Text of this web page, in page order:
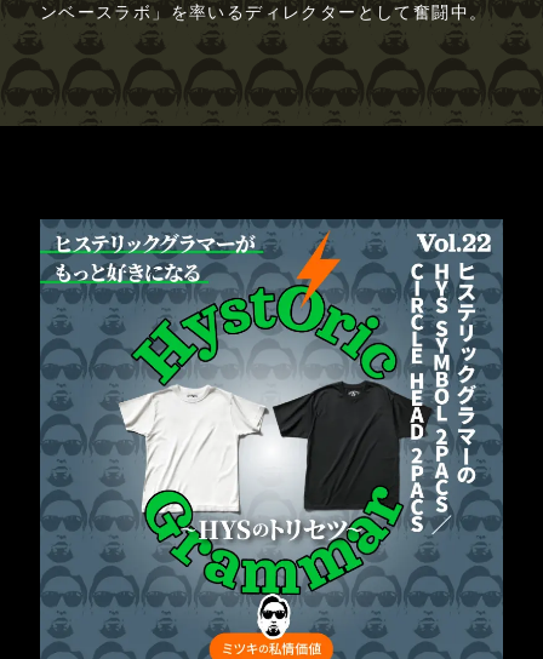
ンベースラボ」を率いるディレクターとして奮闘中。